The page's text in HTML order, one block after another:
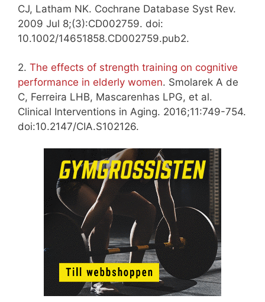
CJ, Latham NK. Cochrane Database Syst Rev.
2009 Jul 8;(3):CD002759. doi:
10.1002/14651858.CD002759.pub2.
2. The effects of strength training on cognitive
performance in elderly women. Smolarek A de
C, Ferreira LHB, Mascarenhas LPG, et al.
Clinical Interventions in Aging. 2016;11:749-754.
doi:10.2147/CIA.S102126.